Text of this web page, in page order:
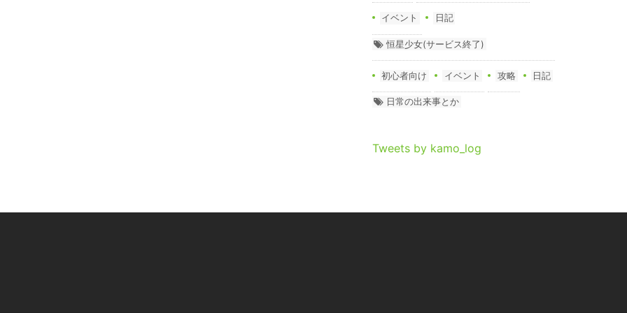
イベント 日記
恒星少女(サービス終了)
初心者向け イベント 攻略 日記
日常の出来事とか
Tweets by kamo_log